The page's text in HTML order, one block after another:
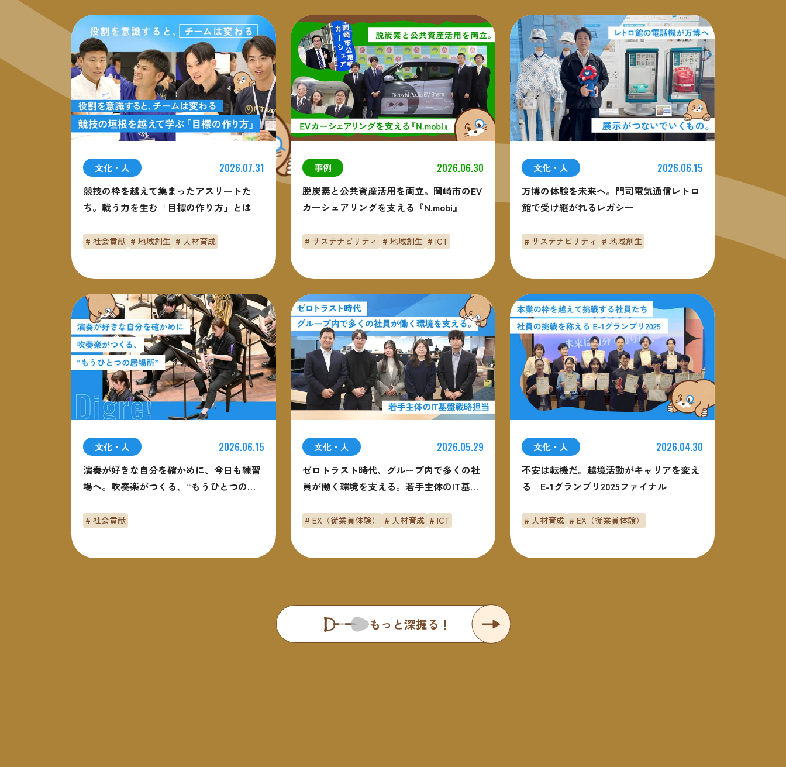
文化・人
2026.07.31
競技の枠を越えて集まったアスリートた
ち。戦う力を生む「目標の作り方」とは
# 社会貢献 # 地域創生 # 人材育成
事例
2026.06.30
脱炭素と公共資産活用を両立。岡崎市のEV
カーシェアリングを支える『N.mobi』
# サステナビリティ # 地域創生 # ICT
文化・人
2026.06.15
万博の体験を未来へ。門司電気通信レトロ
館で受け継がれるレガシー
# サステナビリティ # 地域創生
文化・人
2026.06.15
演奏が好きな自分を確かめに、今日も練習
場へ。吹奏楽がつくる、“もうひとつの居
# 社会貢献
文化・人
2026.05.29
ゼロトラスト時代、グループ内で多くの社
員が働く環境を支える。若手主体のIT基盤
# EX（従業員体験） # 人材育成 # ICT
文化・人
2026.04.30
不安は転機だ。越境活動がキャリアを変え
る｜E-1グランプリ2025ファイナル
# 人材育成 # EX（従業員体験）
もっと深掘る！